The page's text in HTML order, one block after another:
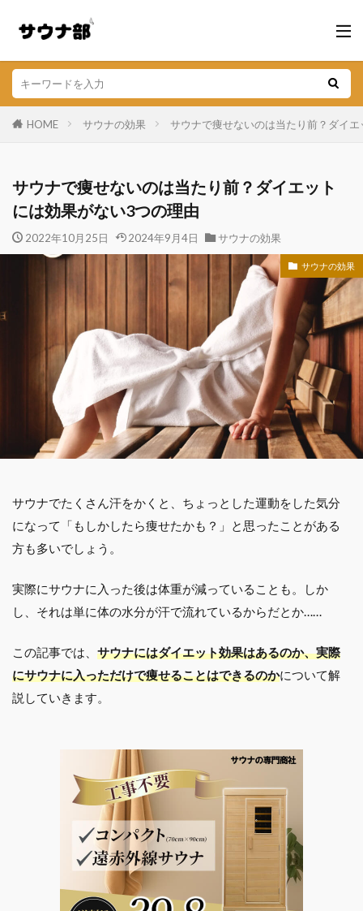
HOME サウナの効果 サウナで痩せないのは当たり前？ダイ
サウナで痩せないのは当たり前？ダイエット
には効果がない3つの理由
2022年10月25日 2024年9月4日 サウナの効果
サウナの効果
サウナでたくさん汗をかくと、ちょっとした運動をした気分
になって「もしかしたら痩せたかも？」と思ったことがある
方も多いでしょう。
実際にサウナに入った後は体重が減っていることも。しか
し、それは単に体の水分が汗で流れているからだとか……
この記事では、 サウナにはダイエット効果はあるのか、実際
にサウナに入っただけで痩せることはできるのかについて解
説していきます。